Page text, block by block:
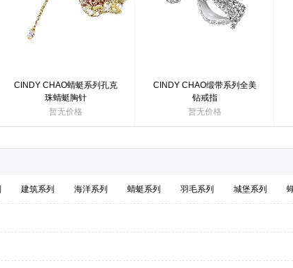
CINDY CHAO蜻蜓系列孔克
珠蜻蜓胸针
暂无价格
CINDY CHAO缎带系列全美
钻戒指
暂无价格
建筑系列 海洋系列 蜻蜓系列 羽毛系列 城堡系列